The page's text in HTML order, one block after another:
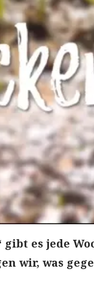
gibt es jede
wir, was